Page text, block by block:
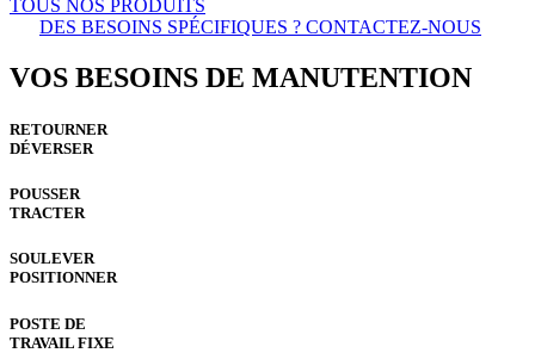
TOUS NOS PRODUITS
DES BESOINS SPÉCIFIQUES ? CONTACTEZ-NOUS
VOS BESOINS DE MANUTENTION
RETOURNER
DÉVERSER
POUSSER
TRACTER
SOULEVER
POSITIONNER
POSTE DE
TRAVAIL FIXE